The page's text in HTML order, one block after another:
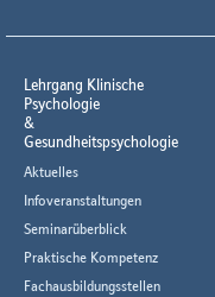
Lehrgang Klinische
Psychologie
&
Gesundheitspsychologie
Aktuelles
Infoveranstaltungen
Seminarüberblick
Praktische Kompetenz
Fachausbildungsstellen